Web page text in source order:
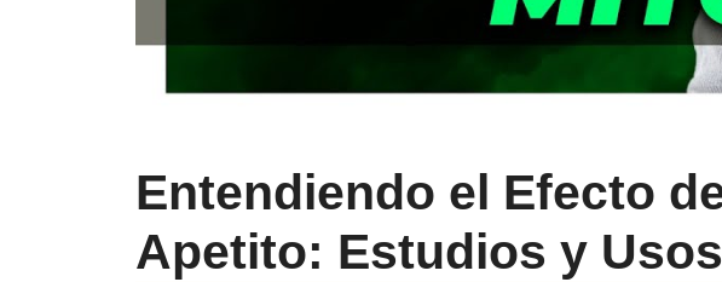
Entendiendo el Efecto
Apetito: Estudios y